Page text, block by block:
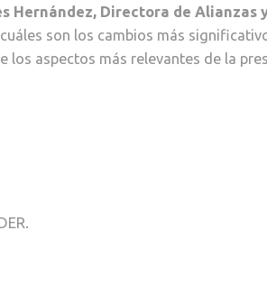
Hernández, Directora de Alianzas
son los cambios más
los aspectos más relevantes de la